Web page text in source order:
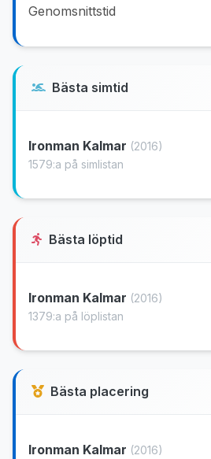
Genomsnittstid
Bästa simtid
Ironman Kalmar (2016)
1579:a på simlistan
Bästa löptid
Ironman Kalmar (2016)
1379:a på löplistan
Bästa placering
Ironman Kalmar (2016)